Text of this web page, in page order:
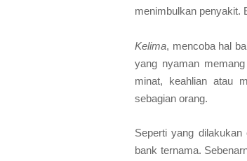
menimbulkan penyakit.
Kelima, mencoba hal
yang nyaman
minat, keahlian atau
sebagian orang.
Seperti yang dilakukan
bank ternama.